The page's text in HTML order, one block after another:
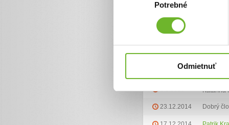
Potrebné
Odmietnuť
Zoznam darov (17)
Dátum darovaniaDarca
1.1.2015 Katarína
23.12.2014 Dobrý